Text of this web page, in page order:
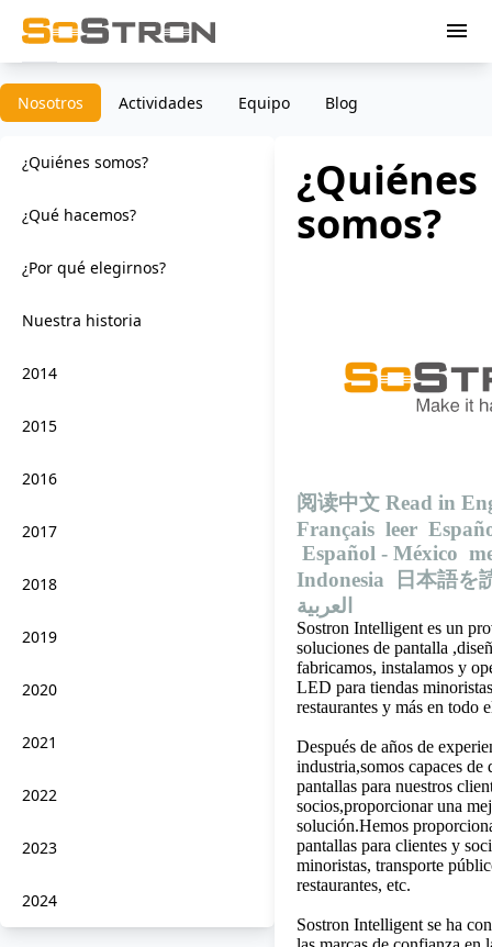
menu
Nosotros Actividades Equipo Blog
¿Quiénes somos?
¿Qué hacemos?
¿Por qué elegirnos?
Nuestra historia
2014
2015
2016
2017
2018
2019
2020
2021
2022
2023
2024
¿Quiénes
somos?
阅读中文 Read in
Français leer
Español - México
Indonesia
日本語を
العربية
Sostron Intelligent es un
soluciones de pantalla
fabricamos, instalamos y
LED para tiendas
restaurantes y más en todo
Después de años de
industria,somos capaces de
pantallas para nuestros
socios,proporcionar una
solución.Hemos
pantallas para clientes y
minoristas, transporte
restaurantes, etc.
Sostron Intelligent se ha